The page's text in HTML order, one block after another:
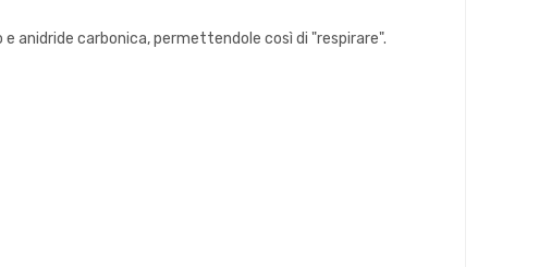
anidride carbonica, permettendole così di "respirare".